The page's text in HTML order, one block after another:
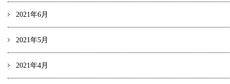
2021年6月
2021年5月
2021年4月